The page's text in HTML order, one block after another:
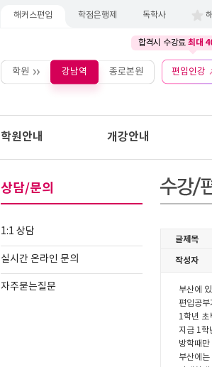
해커스편입 학점은행제 독학사
합격시 수강료 최대
학원 강남역 종로본원 편입인강
학원안내 개강안내
상담/문의
1:1 상담
실시간 온라인 문의
자주묻는질문